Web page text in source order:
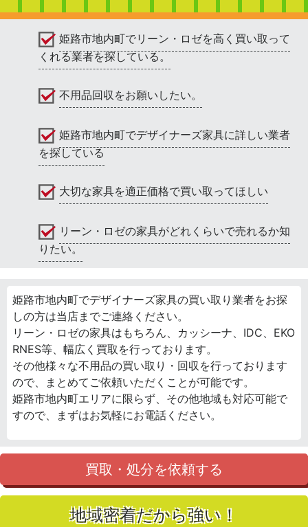
姫路市地内町でリーン・ロゼを高く買い取って
くれる業者を探している。
不用品回収をお願いしたい。
姫路市地内町でデザイナーズ家具に詳しい業者
を探している
大切な家具を適正価格で買い取ってほしい
リーン・ロゼの家具がどれくらいで売れるか知
りたい。
姫路市地内町でデザイナーズ家具の買い取り業者をお探
しの方は当店までご連絡ください。
リーン・ロゼの家具はもちろん、カッシーナ、IDC、EKO
RNES等、幅広く買取を行っております。
その他様々な不用品の買い取り・回収を行っております
ので、まとめてご依頼いただくことが可能です。
姫路市地内町エリアに限らず、その他地域も対応可能で
すので、まずはお気軽にお電話ください。
買取・処分を依頼する
地域密着だから強い！